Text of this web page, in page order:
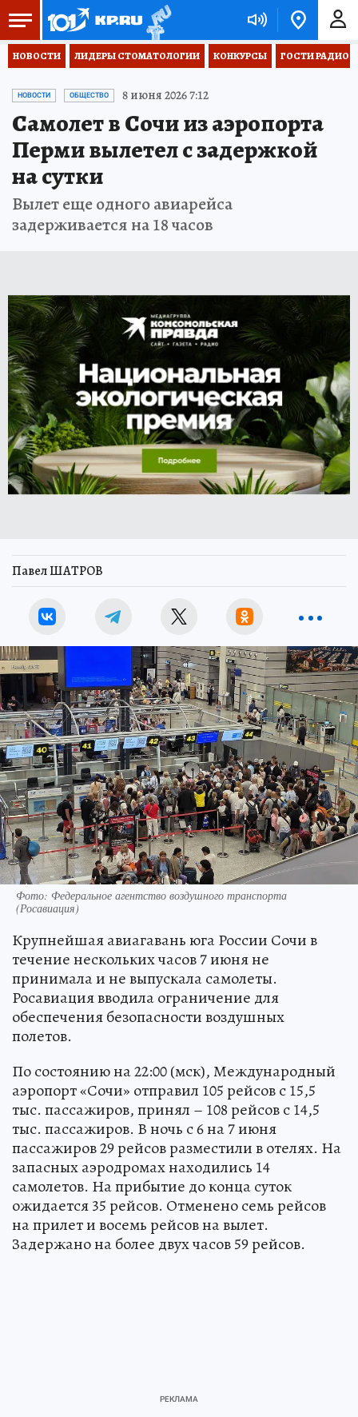
НОВОСТИ ЛИДЕРЫ СТОМАТОЛОГИИ КОНКУРСЫ ГОСТИ РАДИО
НОВОСТИ ОБЩЕСТВО 8 июня 2026 7:12
Самолет в Сочи из аэропорта
Перми вылетел с задержкой
на сутки
Вылет еще одного авиарейса
задерживается на 18 часов
Павел ШАТРОВ
Фото: Федеральное агентство воздушного транспорта
(Росавиация)
Крупнейшая авиагавань юга России Сочи в
течение нескольких часов 7 июня не
принимала и не выпускала самолеты.
Росавиация вводила ограничение для
обеспечения безопасности воздушных
полетов.
По состоянию на 22:00 (мск), Международный
аэропорт «Сочи» отправил 105 рейсов с 15,5
тыс. пассажиров, принял – 108 рейсов с 14,5
тыс. пассажиров. В ночь с 6 на 7 июня
пассажиров 29 рейсов разместили в отелях. На
запасных аэродромах находились 14
самолетов. На прибытие до конца суток
ожидается 35 рейсов. Отменено семь рейсов
на прилет и восемь рейсов на вылет.
Задержано на более двух часов 59 рейсов.